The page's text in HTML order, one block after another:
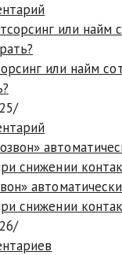
или найм
/
снижении
/